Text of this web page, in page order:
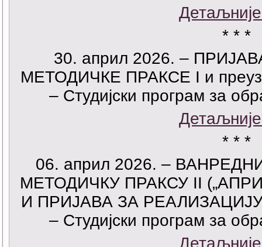
* * *
30. април 2026. –
МЕТОДИЧКЕ ПРАКСЕ I и
– Студијски програм за
* * *
06. април 2026. –
МЕТОДИЧКУ ПРАКСУ II
И ПРИЈАВА ЗА
– Студијски програм за